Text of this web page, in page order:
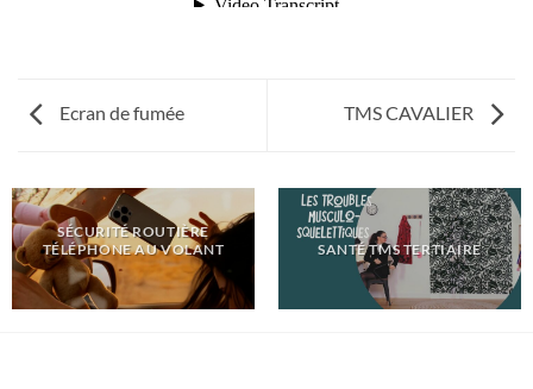
Ecran de fumée TMS CAVALIER
SÉCURITÉ ROUTIÈRE
TÉLÉPHONE AU VOLANT
SANTÉ TMS TERTIAIRE